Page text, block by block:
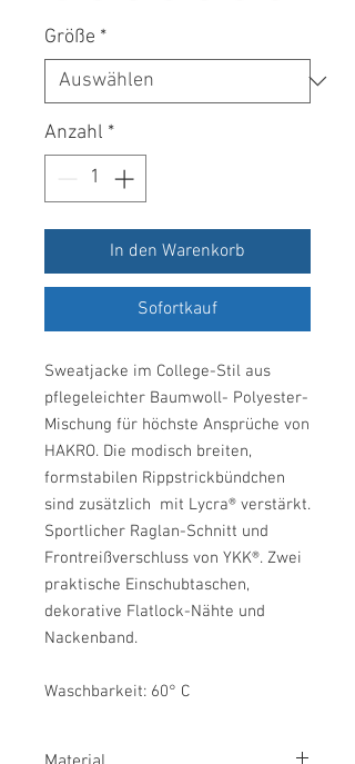
Größe *
Anzahl *
In den Warenkorb
Sofortkauf
Sweatjacke im College-Stil aus
pflegeleichter Baumwoll- Polyester-
Mischung für höchste Ansprüche von
HAKRO. Die modisch breiten,
formstabilen Rippstrickbündchen
sind zusätzlich mit Lycra® verstärkt.
Sportlicher Raglan-Schnitt und
Frontreißverschluss von YKK®. Zwei
praktische Einschubtaschen,
dekorative Flatlock-Nähte und
Nackenband.
Waschbarkeit: 60° C